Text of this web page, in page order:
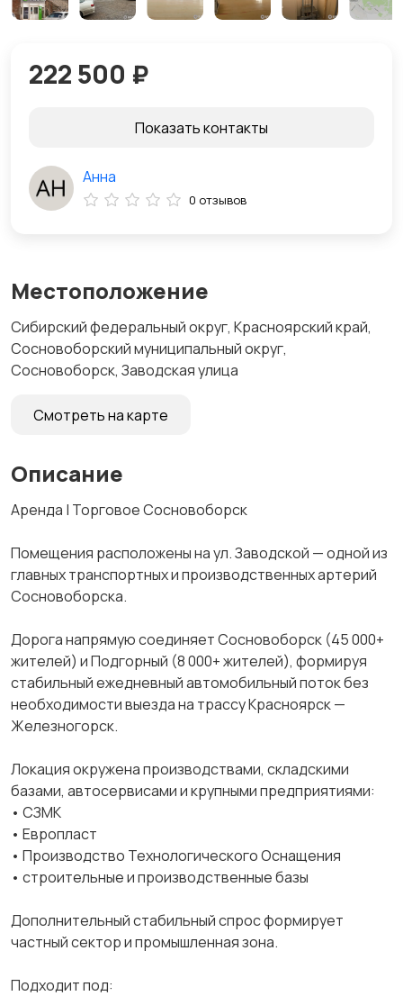
Местоположение
Сибирский федеральный округ, Красноярский край,
Сосновоборский муниципальный округ,
Сосновоборск, Заводская улица
Смотреть на карте
Описание
Аренда | Торговое Сосновоборск
Помещения расположены на ул. Заводской — одной из
главных транспортных и производственных артерий
Сосновоборска.
Дорога напрямую соединяет Сосновоборск (45 000+
жителей) и Подгорный (8 000+ жителей), формируя
стабильный ежедневный автомобильный поток без
необходимости выезда на трассу Красноярск —
Железногорск.
Локация окружена производствами, складскими
базами, автосервисами и крупными предприятиями:
• СЗМК
• Европласт
• Производство Технологического Оснащения
• строительные и производственные базы
Дополнительный стабильный спрос формирует
частный сектор и промышленная зона.
Подходит под:
222 500 ₽
Показать контакты
Анна
0 отзывов